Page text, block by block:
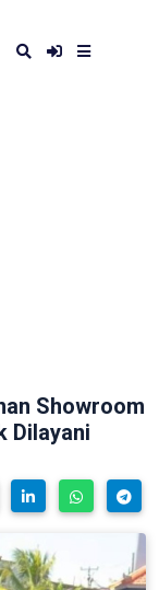
Showroom
Dilayani